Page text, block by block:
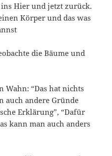
Hier und jetzt zurück.
Körper und das was
die Bäume und
Wahn: “Das hat nichts
auch andere Gründe
Erklärung”, “Dafür
kann man auch anders